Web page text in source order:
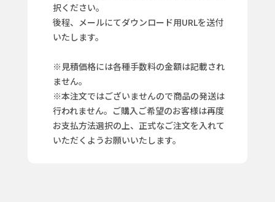
択ください。
後程、メールにてダウンロード用URLを送付
いたします。
※見積価格には各種手数料の金額は記載され
ません。
※本注文ではございませんので商品の発送は
行われません。ご購入ご希望のお客様は再度
お支払方法選択の上、正式なご注文を入れて
いただくようお願いいたします。